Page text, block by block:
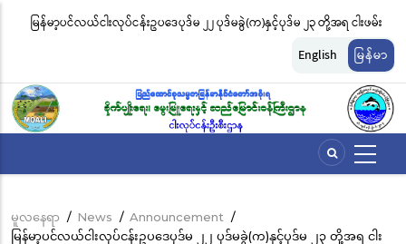
အဓိက
အကြောင်းအရာ
မည်
မြန်မာ့ပင်လယ်ငါးလုပ်ငန်းဥပဒေပုဒ်မ ၂၂ ပုဒ်မခွဲ(က)နှင့်ပုဒ်မ ၂၃ တို့အရ ငါးဖမ်း
ကိရိယာအမျိုးအစားအလိုက် လိုင်စင်ခနှုန်းထားများကို အောက်ပါအတိုင်း
မ
English မြန်မာ
Breadcrumb
မူလနေရာ / News / Announcement /
မြန်မာ့ပင်လယ်ငါးလုပ်ငန်းဥပဒေပုဒ်မ ၂၂ ပုဒ်မခွဲ(က)နှင့်ပုဒ်မ ၂၃ တို့အရ ငါး